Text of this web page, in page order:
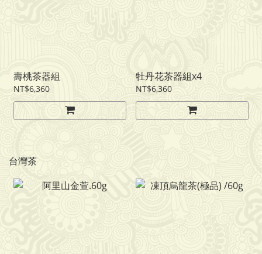
壽桃茶器組
NT$6,360
牡丹花茶器組x4
NT$6,360
台灣茶